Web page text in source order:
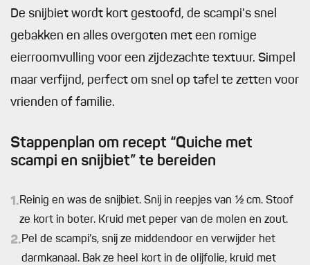
De snijbiet wordt kort gestoofd, de scampi's snel
gebakken en alles overgoten met een romige
eierroomvulling voor een zijdezachte textuur. Simpel
maar verfijnd, perfect om snel op tafel te zetten voor
vrienden of familie.
Stappenplan om recept “Quiche met
scampi en snijbiet” te bereiden
1.Reinig en was de snijbiet. Snij in reepjes van ½ cm. Stoof
ze kort in boter. Kruid met peper van de molen en zout.
2.Pel de scampi’s, snij ze middendoor en verwijder het
darmkanaal. Bak ze heel kort in de olijfolie, kruid met